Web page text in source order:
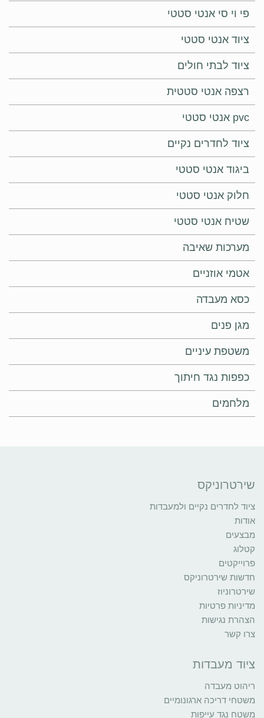
פי וי סי אנטי סטטי
ציוד אנטי סטטי
ציוד לבתי חולים
רצפה אנטי סטטית
pvc אנטי סטטי
ציוד לחדרים נקיים
ביגוד אנטי סטטי
חלוק אנטי סטטי
שטיח אנטי סטטי
מערכות שאיבה
אטמי אוזניים
כסא מעבדה
מגן פנים
משטפת עיניים
כפפות נגד חיתוך
מלחמים
שירטרוניקס
ציוד לחדרים נקיים ולמעבדות
אודות
מבצעים
קטלוג
פרוייקטים
חדשות שירטרוניקס
שירטרוניוז
מדיניות פרטיות
הצהרת נגישות
צרו קשר
ציוד מעבדות
ריהוט מעבדה
משטחי דריכה ארגונומיים
משטח נגד עייפות